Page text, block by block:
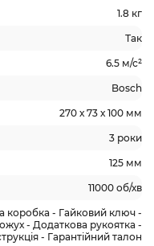
1.8 кг
Так
6.5 м/с²
Bosch
270 х 73 х 100 мм
3 роки
125 мм
11000 об/хв
коробка - Гайковий ключ -
- Додаткова рукоятка -
- Гарантійний талон